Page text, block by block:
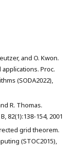
and O. Kwon.
Proc.
(SODA2022),
R. Thomas.
82(1):138-154, 2001
grid theorem.
(STOC2015),